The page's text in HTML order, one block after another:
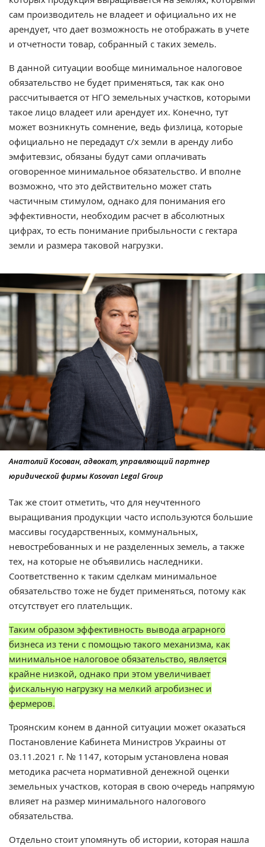
сам производитель не владеет и официально их не
арендует, что дает возможность не отображать в учете
и отчетности товар, собранный с таких земель.
В данной ситуации вообще минимальное налоговое
обязательство не будет применяться, так как оно
рассчитывается от НГО земельных участков, которыми
такое лицо владеет или арендует их. Конечно, тут
может возникнуть сомнение, ведь физлица, которые
официально не передадут с/х земли в аренду либо
эмфитевзис, обязаны будут сами оплачивать
оговоренное минимальное обязательство. И вполне
возможно, что это действительно может стать
частичным стимулом, однако для понимания его
эффективности, необходим расчет в абсолютных
цифрах, то есть понимание прибыльности с гектара
земли и размера таковой нагрузки.
Анатолий Косован, адвокат, управляющий партнер
юридической фирмы Kosovan Legal Group
Так же стоит отметить, что для неучтенного
выращивания продукции часто используются большие
массивы государственных, коммунальных,
невостребованных и не разделенных земель, а также
тех, на которые не объявились наследники.
Соответственно к таким сделкам минимальное
обязательство тоже не будет применяться, потому как
отсутствует его плательщик.
Таким образом эффективность вывода аграрного
бизнеса из тени с помощью такого механизма, как
минимальное налоговое обязательство, является
крайне низкой, однако при этом увеличивает
фискальную нагрузку на мелкий агробизнес и
фермеров.
Троянским конем в данной ситуации может оказаться
Постановление Кабинета Министров Украины от
03.11.2021 г. № 1147, которым установлена новая
методика расчета нормативной денежной оценки
земельных участков, которая в свою очередь напрямую
влияет на размер минимального налогового
обязательства.
Отдельно стоит упомянуть об истории, которая нашла